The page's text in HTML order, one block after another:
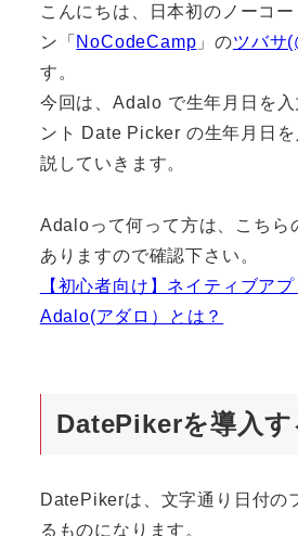
こんにちは、日本初のノーコ
ン「 NoCodeCamp 」のツバサ
す。
今回は、Adalo で生年月日を
ント Date Picker の生年月日
説していきます。
Adaloって何って方は、こちら
ありますので確認下さい。
【初心者向け】ネイティブア
Adalo(アダロ）とは？
DatePikerを導入す
DatePikerは、文字通り日付の
るものになります。